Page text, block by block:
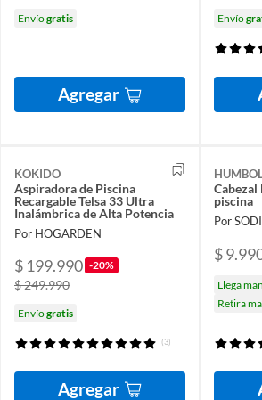
Envíogratis
Agregar
Envío
KOKIDO
Aspiradora de Piscina
Recargable Telsa 33 Ultra
Inalámbrica de Alta Potencia
Por HOGARDEN
$ 199.990 -20%
$ 249.990
Envíogratis
(3)
Agregar
piscina
Por
$
Llega
Retira